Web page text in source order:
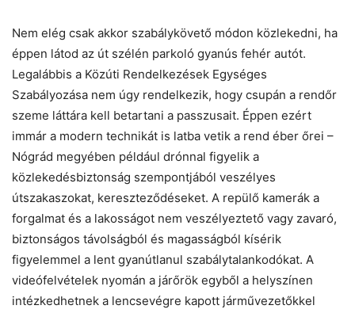
Nem elég csak akkor szabálykövető módon közlekedni, ha
éppen látod az út szélén parkoló gyanús fehér autót.
Legalábbis a Közúti Rendelkezések Egységes
Szabályozása nem úgy rendelkezik, hogy csupán a rendőr
szeme láttára kell betartani a passzusait. Éppen ezért
immár a modern technikát is latba vetik a rend éber őrei –
Nógrád megyében például drónnal figyelik a
közlekedésbiztonság szempontjából veszélyes
útszakaszokat, kereszteződéseket. A repülő kamerák a
forgalmat és a lakosságot nem veszélyeztető vagy zavaró,
biztonságos távolságból és magasságból kísérik
figyelemmel a lent gyanútlanul szabálytalankodókat. A
videófelvételek nyomán a járőrök egyből a helyszínen
intézkedhetnek a lencsevégre kapott járművezetőkkel